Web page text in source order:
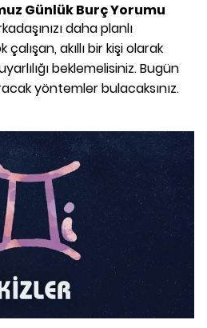
Günlük Burç Yorumu
daha planlı
akıllı bir kişi olarak
beklemelisiniz. Bugün
yöntemler bulacaksınız.